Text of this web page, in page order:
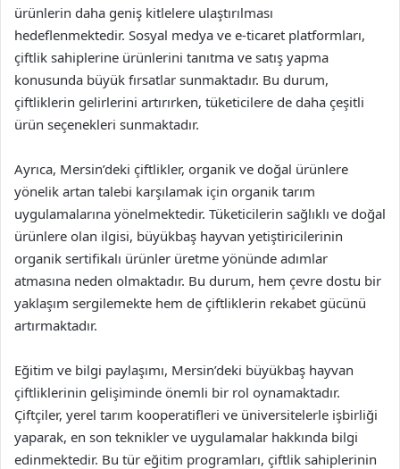
ürünlerin daha geniş kitlelere ulaştırılması
hedeflenmektedir. Sosyal medya ve e-ticaret platformları,
çiftlik sahiplerine ürünlerini tanıtma ve satış yapma
konusunda büyük fırsatlar sunmaktadır. Bu durum,
çiftliklerin gelirlerini artırırken, tüketicilere de daha çeşitli
ürün seçenekleri sunmaktadır.
Ayrıca, Mersin’deki çiftlikler, organik ve doğal ürünlere
yönelik artan talebi karşılamak için organik tarım
uygulamalarına yönelmektedir. Tüketicilerin sağlıklı ve doğal
ürünlere olan ilgisi, büyükbaş hayvan yetiştiricilerinin
organik sertifikalı ürünler üretme yönünde adımlar
atmasına neden olmaktadır. Bu durum, hem çevre dostu bir
yaklaşım sergilemekte hem de çiftliklerin rekabet gücünü
artırmaktadır.
Eğitim ve bilgi paylaşımı, Mersin’deki büyükbaş hayvan
çiftliklerinin gelişiminde önemli bir rol oynamaktadır.
Çiftçiler, yerel tarım kooperatifleri ve üniversitelerle işbirliği
yaparak, en son teknikler ve uygulamalar hakkında bilgi
edinmektedir. Bu tür eğitim programları, çiftlik sahiplerinin